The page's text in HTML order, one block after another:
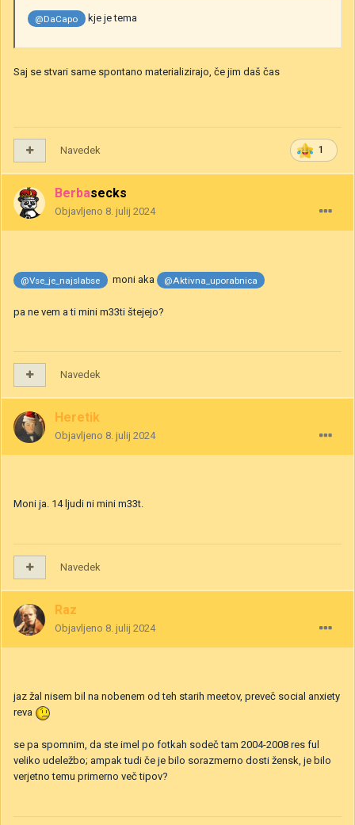
@DaCapo kje je tema
Saj se stvari same spontano materializirajo, če jim daš čas
1
Navedek
Berbasecks
Objavljeno 8. julij 2024
@Vse_je_najslabse moni aka @Aktivna_uporabnica
pa ne vem a ti mini m33ti štejejo?
Navedek
Heretik
Objavljeno 8. julij 2024
Moni ja. 14 ljudi ni mini m33t.
Navedek
Raz
Objavljeno 8. julij 2024
jaz žal nisem bil na nobenem od teh starih meetov, preveč social anxiety
reva
se pa spomnim, da ste imel po fotkah sodeč tam 2004-2008 res ful
veliko udeležbo; ampak tudi če je bilo sorazmerno dosti žensk, je bilo
verjetno temu primerno več tipov?